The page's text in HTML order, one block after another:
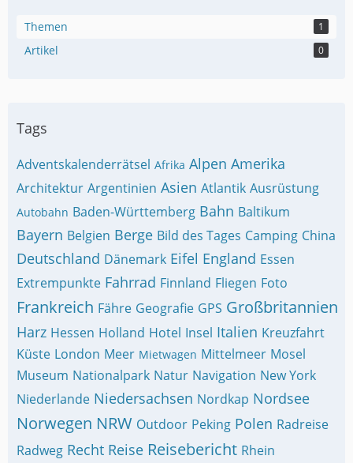
Themen 1
Artikel 0
Tags
Adventskalenderrätsel Afrika Alpen Amerika
Architektur Argentinien Asien Atlantik Ausrüstung
Autobahn Baden-Württemberg Bahn Baltikum
Bayern Belgien Berge Bild des Tages Camping China
Deutschland Dänemark Eifel England Essen
Extrempunkte Fahrrad Finnland Fliegen Foto
Frankreich Fähre Geografie GPS Großbritannien
Harz Hessen Holland Hotel Insel Italien Kreuzfahrt
Küste London Meer Mietwagen Mittelmeer Mosel
Museum Nationalpark Natur Navigation New York
Niederlande Niedersachsen Nordkap Nordsee
Norwegen NRW Outdoor Peking Polen Radreise
Radweg Recht Reise Reisebericht Rhein